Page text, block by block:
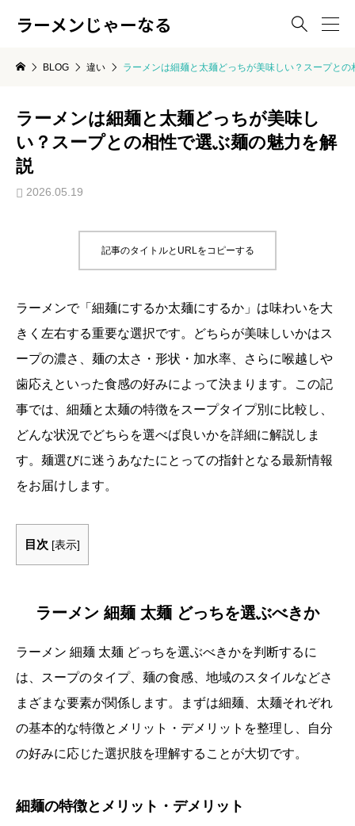
ラーメンじゃーなる 
BLOG 違い ラーメンは細麺と太麺どっちが美味しい？スープと
ラーメンは細麺と太麺どっちが美味し
い？スープとの相性で選ぶ麺の魅力を解
説
2026.05.19
記事のタイトルとURLをコピーする
ラーメンで「細麺にするか太麺にするか」は味わいを大
きく左右する重要な選択です。どちらが美味しいかはス
ープの濃さ、麺の太さ・形状・加水率、さらに喉越しや
歯応えといった食感の好みによって決まります。この記
事では、細麺と太麺の特徴をスープタイプ別に比較し、
どんな状況でどちらを選べば良いかを詳細に解説しま
す。麺選びに迷うあなたにとっての指針となる最新情報
をお届けします。
目次 [表示]
ラーメン 細麺 太麺 どっちを選ぶべきか
ラーメン 細麺 太麺 どっちを選ぶべきかを判断するに
は、スープのタイプ、麺の食感、地域のスタイルなどさ
まざまな要素が関係します。まずは細麺、太麺それぞれ
の基本的な特徴とメリット・デメリットを整理し、自分
の好みに応じた選択肢を理解することが大切です。
細麺の特徴とメリット・デメリット